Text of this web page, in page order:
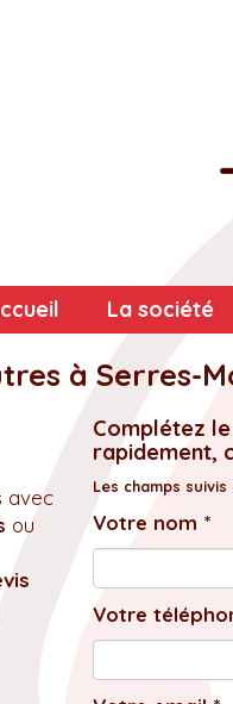
La société
à Serres-
avec
ou
Complétez
rapidement,
Les champs
Votre nom *
Votre